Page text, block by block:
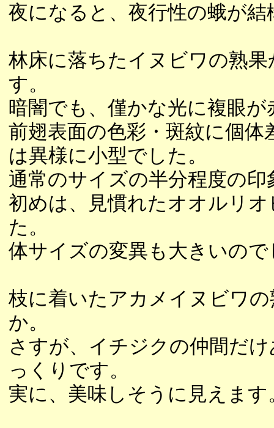
夜になると、夜行性の蛾が
林床に落ちたイヌビワの熟
す。
暗闇でも、僅かな光に複眼
前翅表面の色彩・斑紋に個
は異様に小型でした。
通常のサイズの半分程度の印
初めは、見慣れたオオルリ
た。
体サイズの変異も大きいの
枝に着いたアカメイヌビワ
か。
さすが、イチジクの仲間だ
っくりです。
実に、美味しそうに見えます